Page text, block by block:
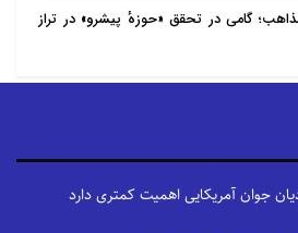
گامی در تحقق «حوزهٔ پیشرو» در تراز
جوان آمریکایی اهمیت کمتری دارد